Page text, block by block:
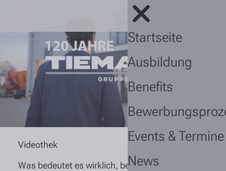
Startseite
Ausbildung
Benefits
Events & Termine
News
Videothek
Was bedeutet es wirklich, bei der Tiemann